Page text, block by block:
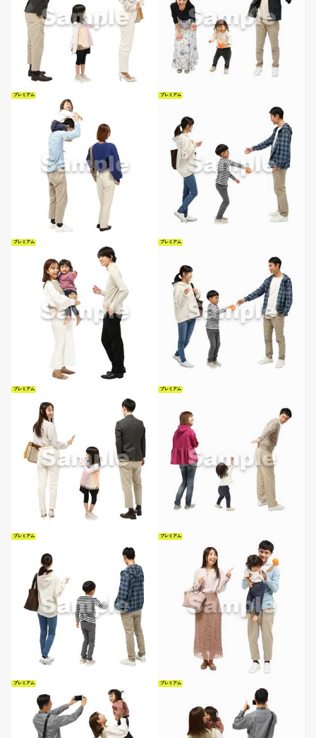
プレミアム プレミアム
プレミアム プレミアム
プレミアム プレミアム
プレミアム プレミアム
プレミアム プレミアム